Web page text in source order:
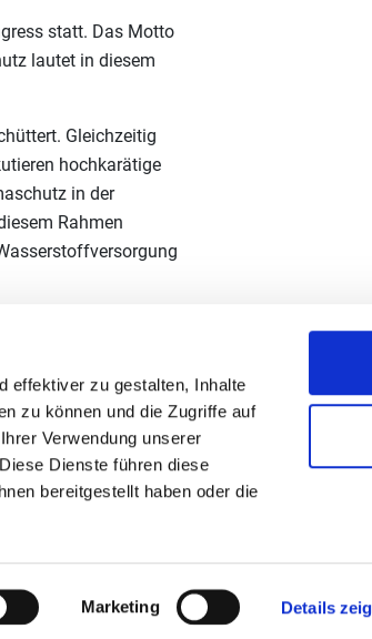
effektiver zu gestalten, Inhalte
zu können und die Zugriffe auf
Verwendung unserer
Dienste führen diese
bereitgestellt haben oder die
Marketing Details
statt. Das Motto
lautet in diesem
Gleichzeitig
hochkarätige
in der
Rahmen
Energie- und CO
des Energy
werden im
.
Die Initiative Energieeffizienz-
Netzwerke unterstützt